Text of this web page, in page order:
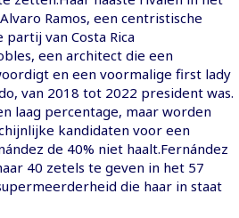
Ramos, een centristische
van Costa Rica
een architect die een
en een voormalige first lady
van 2018 tot 2022 president was.
laag percentage, maar worden
kandidaten voor een
de 40% niet haalt.Fernández
40 zetels te geven in het 57
die haar in staat